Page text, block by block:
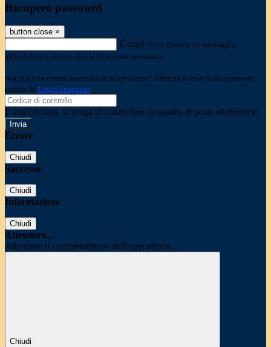
Recupero password
button close ×
E-mail Verrà inviato un messaggio
all'indirizzo indicato con le istruzioni necessarie.
Non hai una e-mail associata al nome utente? Effettua il reset della password
tramite la Login Spaggiari
E-mail inviata, si prega di controllare la casella di posta elettronica!
Errore
Chiudi
Successo
Chiudi
Informazione
Chiudi
Attendere...
Attendere il completamento dell'operazione...
Chiudi